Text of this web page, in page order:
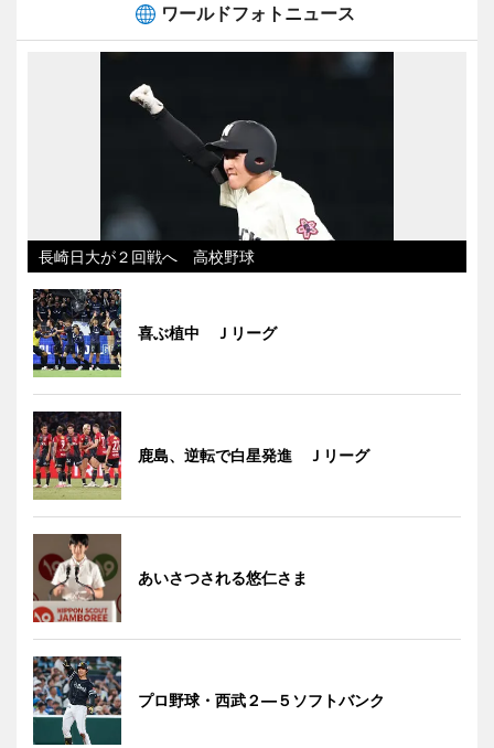
ワールドフォトニュース
長崎日大が２回戦へ 高校野球
喜ぶ植中 Ｊリーグ
鹿島、逆転で白星発進 Ｊリーグ
あいさつされる悠仁さま
プロ野球・西武２―５ソフトバンク